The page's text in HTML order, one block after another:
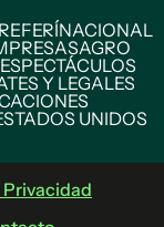
REFERÍNACIONAL
AGRO
Y LEGALES
UNIDOS